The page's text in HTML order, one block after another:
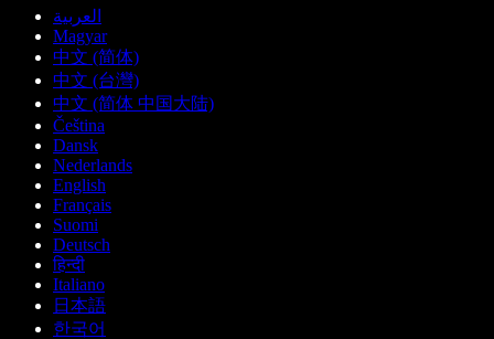
العربية
Magyar
中文 (简体)
中文 (台灣)
中文 (简体 中国大陆)
Čeština
Dansk
Nederlands
English
Français
Suomi
Deutsch
हिन्दी
Italiano
日本語
한국어